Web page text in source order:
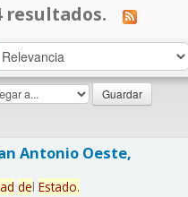
resultados.
Antonio Oeste,
del Estado.